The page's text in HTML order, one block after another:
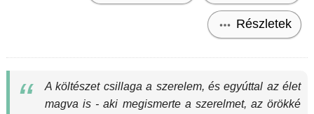
Részletek
A költészet csillaga a szerelem, és egyúttal az élet
magva is - aki megismerte a szerelmet, az örökké